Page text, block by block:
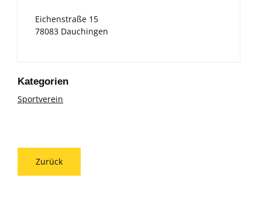
Eichenstraße 15
78083 Dauchingen
Sportverein
Zurück